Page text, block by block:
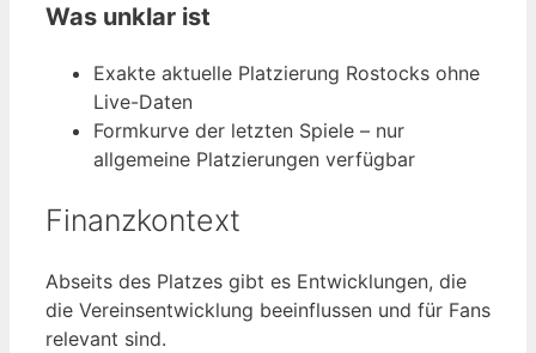
Was unklar ist
Exakte aktuelle Platzierung Rostocks ohne
Live-Daten
Formkurve der letzten Spiele – nur
allgemeine Platzierungen verfügbar
Finanzkontext
Abseits des Platzes gibt es Entwicklungen, die
die Vereinsentwicklung beeinflussen und für Fans
relevant sind.